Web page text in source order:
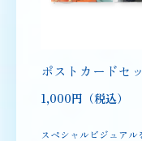
ポストカードセ
1,000円（税込）
スペシャルビジュアル